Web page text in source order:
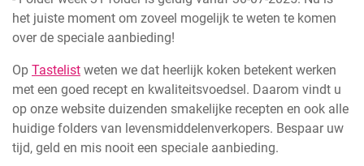
het juiste moment om zoveel mogelijk te weten te komen
over de speciale aanbieding!
Op Tastelist weten we dat heerlijk koken betekent werken
met een goed recept en kwaliteitsvoedsel. Daarom vindt u
op onze website duizenden smakelijke recepten en ook alle
huidige folders van levensmiddelenverkopers. Bespaar uw
tijd, geld en mis nooit een speciale aanbieding.